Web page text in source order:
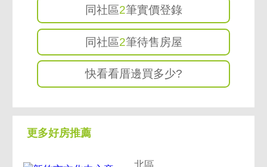
同社區2筆實價登錄
同社區2筆待售房屋
快看看厝邊買多少?
更多好房推薦
北區